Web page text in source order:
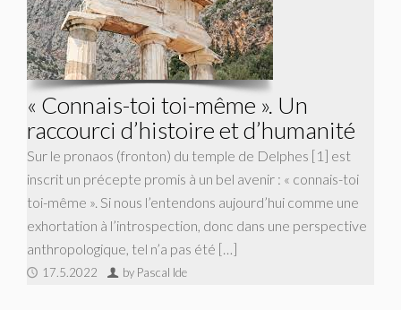
« Connais-toi toi-même ». Un
raccourci d’histoire et d’humanité
Sur le pronaos (fronton) du temple de Delphes [1] est
inscrit un précepte promis à un bel avenir : « connais-toi
toi-même ». Si nous l’entendons aujourd’hui comme une
exhortation à l’introspection, donc dans une perspective
anthropologique, tel n’a pas été […]
17.5.2022 by Pascal Ide